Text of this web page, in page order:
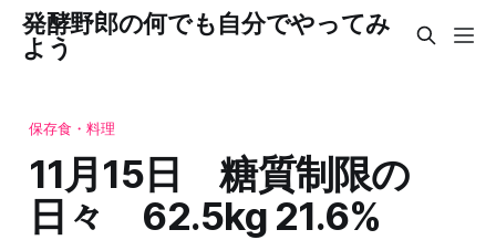
発酵野郎の何でも自分でやってみ
よう
保存食・料理
11月15日 糖質制限の
日々 62.5kg 21.6%